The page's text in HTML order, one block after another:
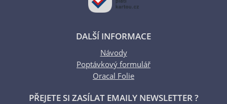
DALŠÍ INFORMACE
Návody
Poptávkový formulář
Oracal Folie
PŘEJETE SI ZASÍLAT EMAILY NEWSLETTER ?